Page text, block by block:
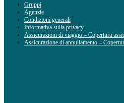
Gruppi
Agenzie
Condizioni generali
Informativa sulla privacy
Assicurazioni di viaggio – Copertura
Assicurazione di annullamento –